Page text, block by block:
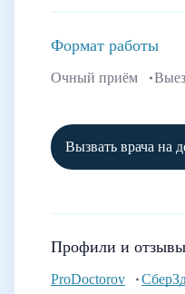
Формат работы
Очный приём
Вызвать врача на
Профили и отзывы
ProDoctorov